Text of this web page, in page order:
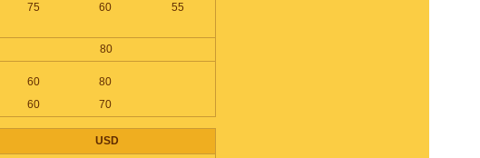
75 60 55
80
60
80
60 70
USD